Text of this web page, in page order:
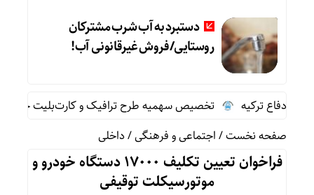
دستبرد به آب شرب مشترکان
روستایی/فروش غیرقانونی آب!
دفاع ترکیه
تخصیص سهمیه طرح ترافیک و کارت‌بلیت خبرنگاران/
صفحه نخست/اجتماعی و فرهنگی/داخلی
فراخوان تعیین تکلیف ۱۷۰۰۰ دستگاه خودرو و
موتورسیکلت توقیفی